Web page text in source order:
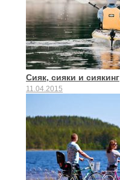
Сияк, сияки и сиякинг
11.04.2015